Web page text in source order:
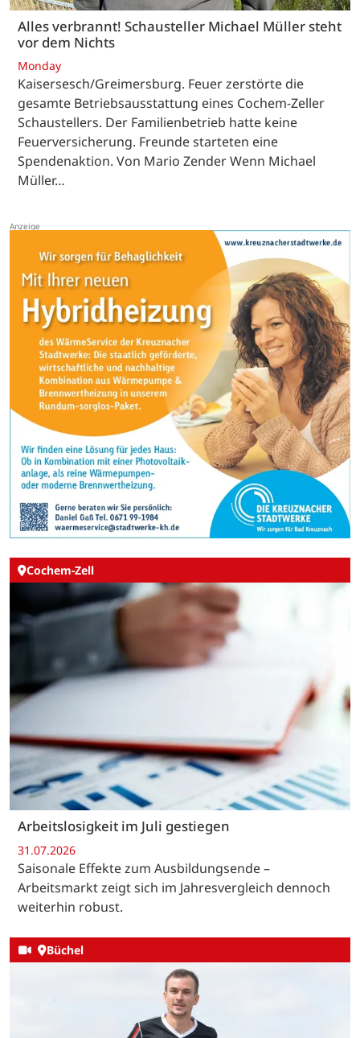
Alles verbrannt! Schausteller Michael Müller steht
vor dem Nichts
Monday
Kaisersesch/Greimersburg. Feuer zerstörte die
gesamte Betriebsausstattung eines Cochem-Zeller
Schaustellers. Der Familienbetrieb hatte keine
Feuerversicherung. Freunde starteten eine
Spendenaktion. Von Mario Zender Wenn Michael
Müller…
Cochem-Zell
Arbeitslosigkeit im Juli gestiegen
31.07.2026
Saisonale Effekte zum Ausbildungsende –
Arbeitsmarkt zeigt sich im Jahresvergleich dennoch
weiterhin robust.
Büchel